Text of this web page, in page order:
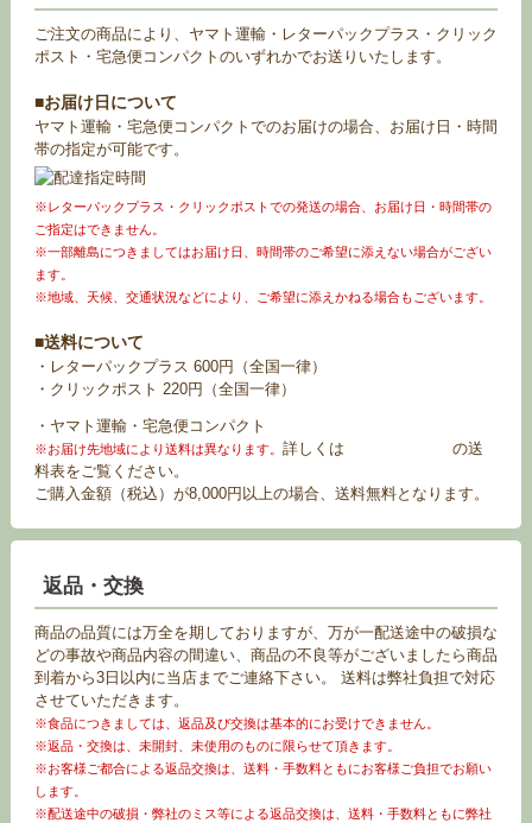
ご注文の商品により、ヤマト運輸・レターパックプラス・クリック
ポスト・宅急便コンパクトのいずれかでお送りいたします。
■お届け日について
ヤマト運輸・宅急便コンパクトでのお届けの場合、お届け日・時間
帯の指定が可能です。
※レターパックプラス・クリックポストでの発送の場合、お届け日・時間帯の
ご指定はできません。
※一部離島につきましてはお届け日、時間帯のご希望に添えない場合がござい
ます。
※地域、天候、交通状況などにより、ご希望に添えかねる場合もございます。
■送料について
・レターパックプラス 600円（全国一律）
・クリックポスト 220円（全国一律）
・ヤマト運輸・宅急便コンパクト
※お届け先地域により送料は異なります。 詳しくは
の送
料表をご覧ください。
ご購入金額（税込）が8,000円以上の場合、送料無料となります。
返品・交換
商品の品質には万全を期しておりますが、万が一配送途中の破損な
どの事故や商品内容の間違い、商品の不良等がございましたら商品
到着から3日以内に当店までご連絡下さい。 送料は弊社負担で対応
させていただきます。
※食品につきましては、返品及び交換は基本的にお受けできません。
※返品・交換は、未開封、未使用のものに限らせて頂きます。
※お客様ご都合による返品交換は、送料・手数料ともにお客様ご負担でお願い
します。
※配送途中の破損・弊社のミス等による返品交換は、送料・手数料ともに弊社